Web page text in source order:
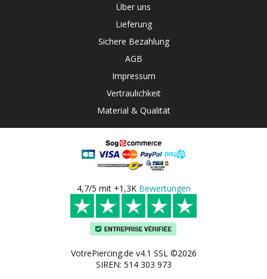
Über uns
Lieferung
Sichere Bezahlung
AGB
Impressum
Vertraulichkeit
Material & Qualität
4,7/5 mit +1,3K Bewertungen
VotrePiercing.de v4.1 SSL ©2026
SIREN: 514 303 973